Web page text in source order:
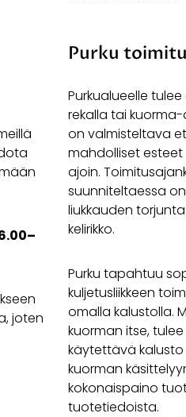
joten
Purku
Purkualueelle
rekalla tai kuorma-
on valmisteltava
mahdolliset
ajoin.
suunniteltaessa
liukkauden
kelirikko.
Purku tapahtuu
kuljetusliikkeen
omalla kalustolla.
kuorman itse,
käytettävä
kuorman
kokonaispaino
tuotetiedoista.